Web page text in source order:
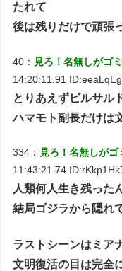
たれて
後は残りだけで頑張
40： 見ろ！名無しがゴ
14:20:11.91
とりあえずビルサル
ハマモト副長だけは
334： 見ろ！名無しがゴ
11:43:21.74
人類何人生き残った
結局ゴジラから隠れ
ラストシーンはミア
文明復活の目は完全